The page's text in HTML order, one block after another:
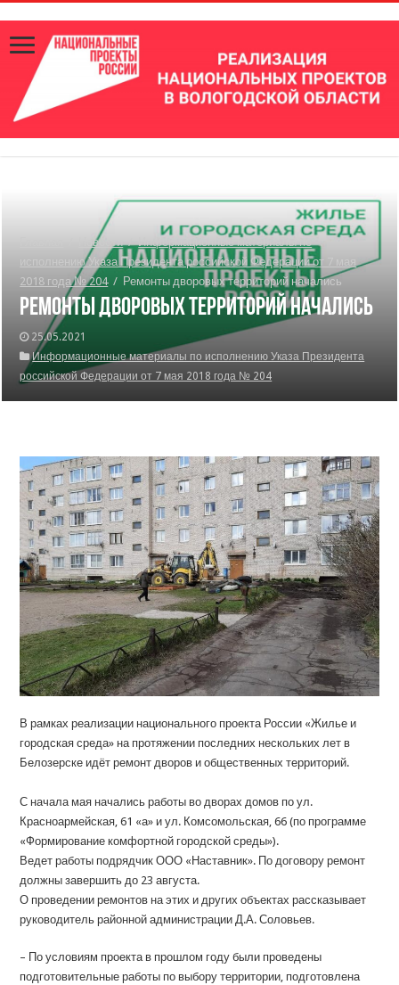
Новости / Информационные материалы по
исполнению Указа Президента российской Федерации от 7 мая
2018 года № 204 / Ремонты дворовых территорий начались
Ремонты дворовых территорий начались
25.05.2021
Информационные материалы по исполнению Указа Президента
российской Федерации от 7 мая 2018 года № 204
В рамках реализации национального проекта России «Жилье и
городская среда» на протяжении последних нескольких лет в
Белозерске идёт ремонт дворов и общественных территорий.
С начала мая начались работы во дворах домов по ул.
Красноармейская, 61 «а» и ул. Комсомольская, 66 (по программе
«Формирование комфортной городской среды»).
Ведет работы подрядчик ООО «Наставник». По договору ремонт
должны завершить до 23 августа.
О проведении ремонтов на этих и других объектах рассказывает
руководитель районной администрации Д.А. Соловьев.
– По условиям проекта в прошлом году были проведены
подготовительные работы по выбору территории, подготовлена